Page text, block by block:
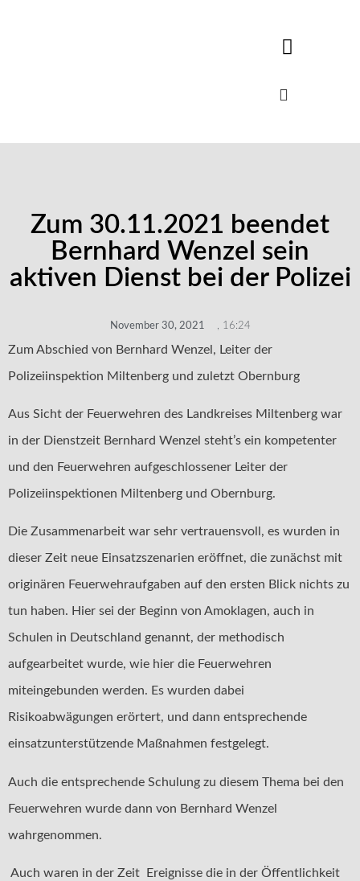
Zum 30.11.2021 beendet
Bernhard Wenzel sein
aktiven Dienst bei der Polizei
November 30, 2021 16:24
Zum Abschied von Bernhard Wenzel, Leiter der
Polizeiinspektion Miltenberg und zuletzt Obernburg
Aus Sicht der Feuerwehren des Landkreises Miltenberg war
in der Dienstzeit Bernhard Wenzel steht’s ein kompetenter
und den Feuerwehren aufgeschlossener Leiter der
Polizeiinspektionen Miltenberg und Obernburg.
Die Zusammenarbeit war sehr vertrauensvoll, es wurden in
dieser Zeit neue Einsatzszenarien eröffnet, die zunächst mit
originären Feuerwehraufgaben auf den ersten Blick nichts zu
tun haben. Hier sei der Beginn von Amoklagen, auch in
Schulen in Deutschland genannt, der methodisch
aufgearbeitet wurde, wie hier die Feuerwehren
miteingebunden werden. Es wurden dabei
Risikoabwägungen erörtert, und dann entsprechende
einsatzunterstützende Maßnahmen festgelegt.
Auch die entsprechende Schulung zu diesem Thema bei den
Feuerwehren wurde dann von Bernhard Wenzel
wahrgenommen.
Auch waren in der Zeit Ereignisse die in der Öffentlichkeit